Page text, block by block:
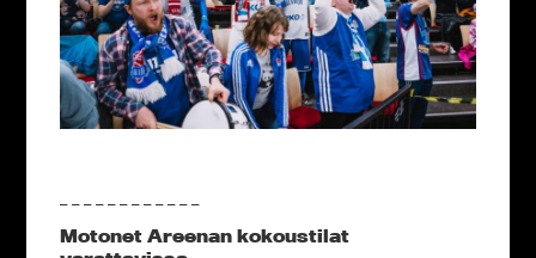
Motonet Areenan kokoustilat